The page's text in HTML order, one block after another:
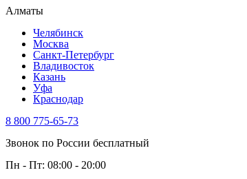
Алматы
Челябинск
Москва
Санкт-Петербург
Владивосток
Казань
Уфа
Краснодар
8 800 775-65-73
Звонок по России бесплатный
Пн - Пт: 08:00 - 20:00